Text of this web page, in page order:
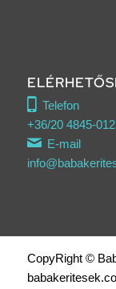
Telefon
+36/20 4845-012
E-mail
CopyRight ©